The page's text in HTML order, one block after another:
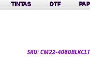
TINTAS DTF
SKU: CM22-4060BLKCLT